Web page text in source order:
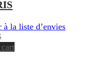
à la liste d’envies